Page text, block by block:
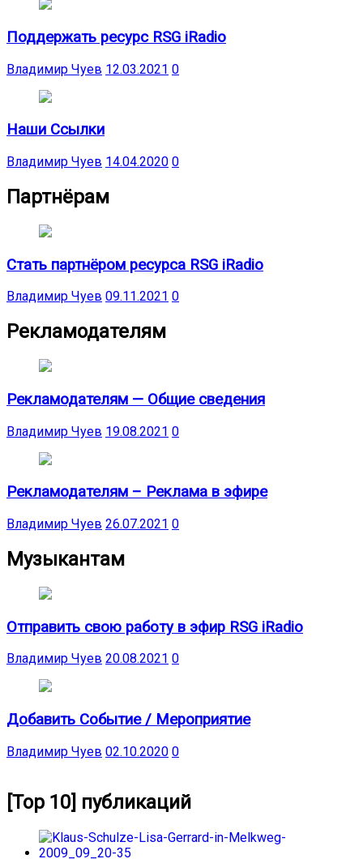
Поддержать ресурс RSG iRadio
Владимир Чуев 12.03.2021 0
Наши Ссылки
Владимир Чуев 14.04.2020 0
Партнёрам
Стать партнёром ресурса RSG iRadio
Владимир Чуев 09.11.2021 0
Рекламодателям
Рекламодателям — Общие сведения
Владимир Чуев 19.08.2021 0
Рекламодателям – Реклама в эфире
Владимир Чуев 26.07.2021 0
Музыкантам
Отправить свою работу в эфир RSG iRadio
Владимир Чуев 20.08.2021 0
Добавить Событие / Мероприятие
Владимир Чуев 02.10.2020 0
[Top 10] публикаций